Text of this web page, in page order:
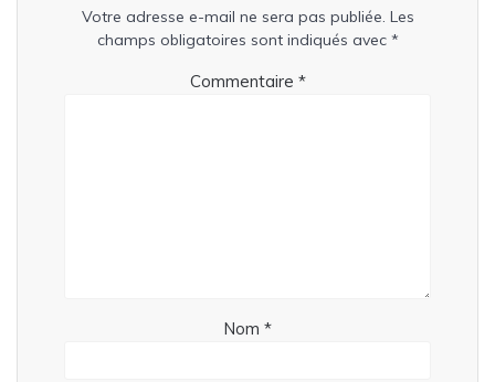
Votre adresse e-mail ne sera pas publiée. Les
champs obligatoires sont indiqués avec *
Commentaire *
Nom *